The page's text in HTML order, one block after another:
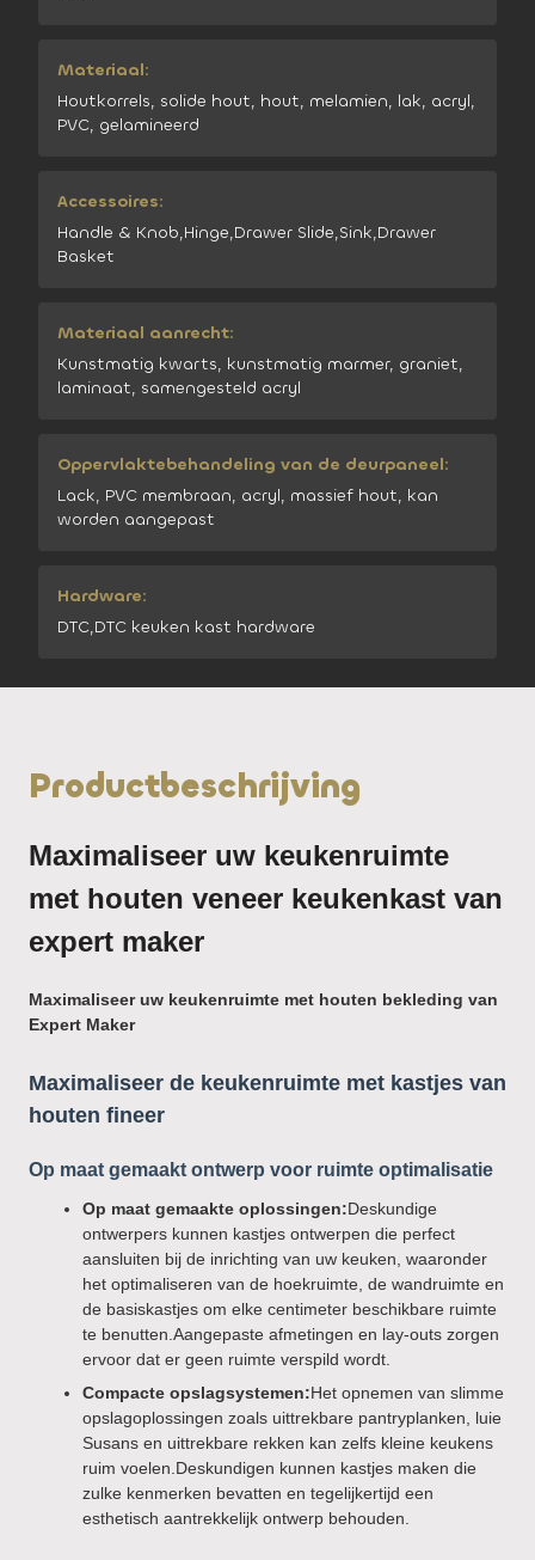
Materiaal:
Houtkorrels, solide hout, hout, melamien, lak, acryl,
PVC, gelamineerd
Accessoires:
Handle & Knob,Hinge,Drawer Slide,Sink,Drawer
Basket
Materiaal aanrecht:
Kunstmatig kwarts, kunstmatig marmer, graniet,
laminaat, samengesteld acryl
Oppervlaktebehandeling van de deurpaneel:
Lack, PVC membraan, acryl, massief hout, kan
worden aangepast
Hardware:
DTC,DTC keuken kast hardware
Productbeschrijving
Maximaliseer uw keukenruimte
met houten veneer keukenkast van
expert maker
Maximaliseer uw keukenruimte met houten bekleding van
Expert Maker
Maximaliseer de keukenruimte met kastjes van
houten fineer
Op maat gemaakt ontwerp voor ruimte optimalisatie
Op maat gemaakte oplossingen:Deskundige
ontwerpers kunnen kastjes ontwerpen die perfect
aansluiten bij de inrichting van uw keuken, waaronder
het optimaliseren van de hoekruimte, de wandruimte en
de basiskastjes om elke centimeter beschikbare ruimte
te benutten.Aangepaste afmetingen en lay-outs zorgen
ervoor dat er geen ruimte verspild wordt.
Compacte opslagsystemen:Het opnemen van slimme
opslagoplossingen zoals uittrekbare pantryplanken, luie
Susans en uittrekbare rekken kan zelfs kleine keukens
ruim voelen.Deskundigen kunnen kastjes maken die
zulke kenmerken bevatten en tegelijkertijd een
esthetisch aantrekkelijk ontwerp behouden.